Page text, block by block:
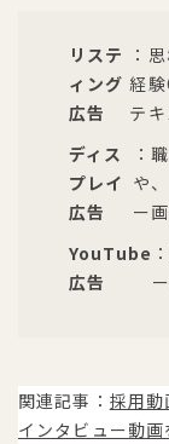
リステ
ィング
広告
：
経
テ
ディス
プレイ
広告
：
や
ー
YouTube
広告
関連記事： 採用動
インタビュー動